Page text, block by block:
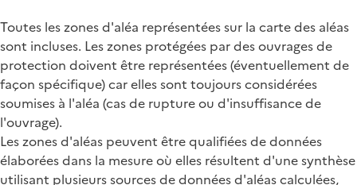
Toutes les zones d'aléa représentées sur la carte des aléas
sont incluses. Les zones protégées par des ouvrages de
protection doivent être représentées (éventuellement de
façon spécifique) car elles sont toujours considérées
soumises à l'aléa (cas de rupture ou d'insuffisance de
l'ouvrage).
Les zones d'aléas peuvent être qualifiées de données
élaborées dans la mesure où elles résultent d'une synthèse
utilisant plusieurs sources de données d'aléas calculées,